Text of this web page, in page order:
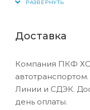
Доставка
Компания ПКФ
Линии и СДЭК.
день оплаты.